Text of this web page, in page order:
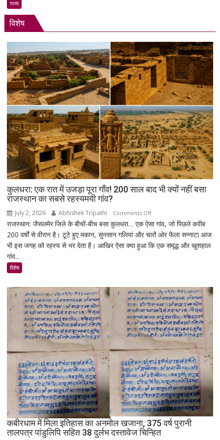
ऐतिहासिक
स्पेसवॉक:
6.5
घंटे
अंतरिक्ष
में
किया
बड़ा
मिशन,
स्पेस
स्टेशन
की
बिजली
क्षमता
राज्य
विशेष
कुलधरा: एक रात में उजड़ा पूरा गाँव! 200 साल बाद भी क्यों नहीं बसा
राजस्थान का सबसे रहस्यमयी गांव?
July 2, 2026 Abhishek Tripathi Comments Offon
कुलधरा:
एक
रात
गाँव!
200
साल
बाद
भी
क्यों
बसा
राजस्थान
का
सबसे
रहस्यमयी
गांव?
राजस्थान: जैसलमेर जिले के बीचों-बीच बसा कुलधरा… एक ऐसा गांव, जो पिछले करीब
200 वर्षों से वीरान है। टूटे हुए मकान, सुनसान गलियां और चारों ओर फैला सन्नाटा आज
भी इस जगह को रहस्य से भर देता है। आखिर ऐसा क्या हुआ कि एक समृद्ध और खुशहाल
गांव...
विशेष
कबीरधाम में मिला इतिहास का अनमोल खजाना, 375 वर्ष पुरानी
तालपत्र पांडुलिपि सहित 38 दुर्लभ दस्तावेज चिन्हित